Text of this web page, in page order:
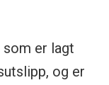
er lagt
og er